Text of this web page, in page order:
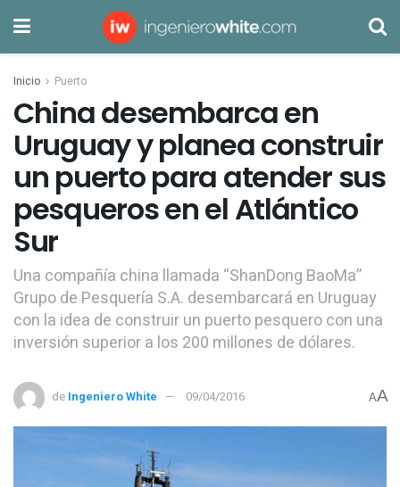
Inicio Puerto
China desembarca en
Uruguay y planea construir
un puerto para atender sus
pesqueros en el Atlántico
Sur
Una compañía china llamada “ShanDong BaoMa”
Grupo de Pesquería S.A. desembarcará en Uruguay
con la idea de construir un puerto pesquero con una
inversión superior a los 200 millones de dólares.
de Ingeniero White 09/04/2016 AA